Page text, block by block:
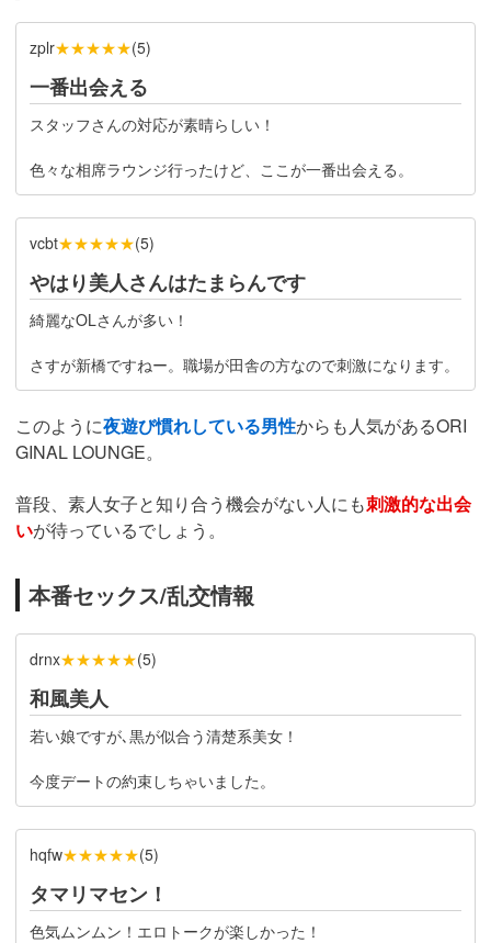
zplr★★★★★(5)
一番出会える
スタッフさんの対応が素晴らしい！
色々な相席ラウンジ行ったけど、ここが一番出会える。
vcbt★★★★★(5)
やはり美人さんはたまらんです
綺麗なOLさんが多い！
さすが新橋ですねー。職場が田舎の方なので刺激になります。
このように夜遊び慣れしている男性からも人気があるORI
GINAL LOUNGE。
普段、素人女子と知り合う機会がない人にも刺激的な出会
いが待っているでしょう。
本番セックス/乱交情報
drnx★★★★★(5)
和風美人
若い娘ですが､黒が似合う清楚系美女！
今度デートの約束しちゃいました。
hqfw★★★★★(5)
タマリマセン！
色気ムンムン！エロトークが楽しかった！